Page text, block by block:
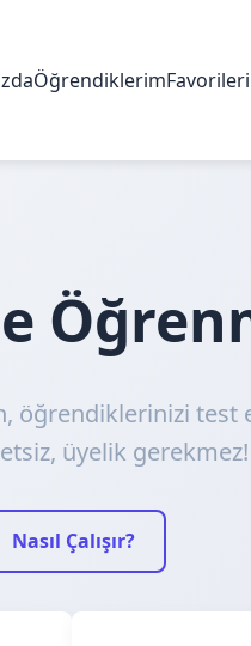
Öğrendiklerim
test
üyelik gerekmez!
Nasıl Çalışır?